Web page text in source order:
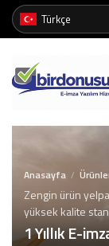
1 Yıllık E-
Zengin ürün
yüksek kalite
Anasayfa /